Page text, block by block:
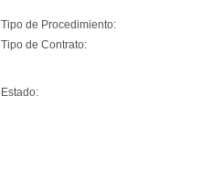
Tipo de Procedimiento:
Tipo de Contrato:
Estado: